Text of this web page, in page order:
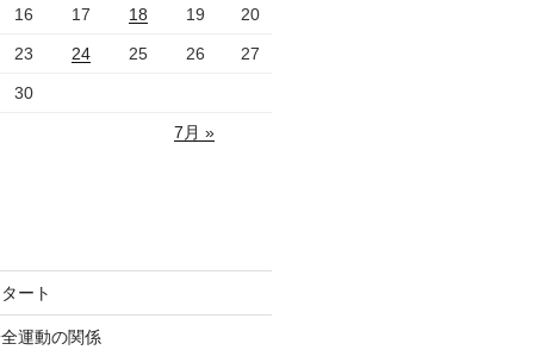
16 17 18 19 20
23 24 25 26 27
30
7月 »
ート
運動の関係